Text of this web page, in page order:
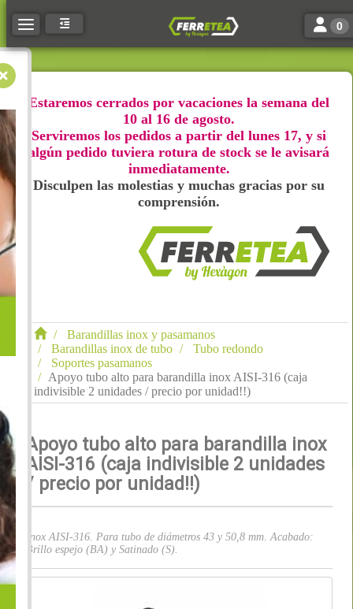
Toggle navigation Toggle
0
Estaremos cerrados por vacaciones la semana del
10 al 16 de agosto.
Serviremos los pedidos a partir del lunes 17, y si
algún pedido tuviera rotura de stock se le avisará
inmediatamente.
Disculpen las molestias y muchas gracias por su
comprensión.
Barandillas inox y pasamanos
Barandillas inox de tubo
Tubo redondo
Soportes pasamanos
Apoyo tubo alto para barandilla inox AISI-316 (caja
indivisible 2 unidades / precio por unidad!!)
Apoyo tubo alto para barandilla inox
AISI-316 (caja indivisible 2 unidades
/ precio por unidad!!)
Inox AISI-316. Para tubo de diámetros 43 y 50,8 mm. Acabado:
Brillo espejo (BA) y Satinado (S).